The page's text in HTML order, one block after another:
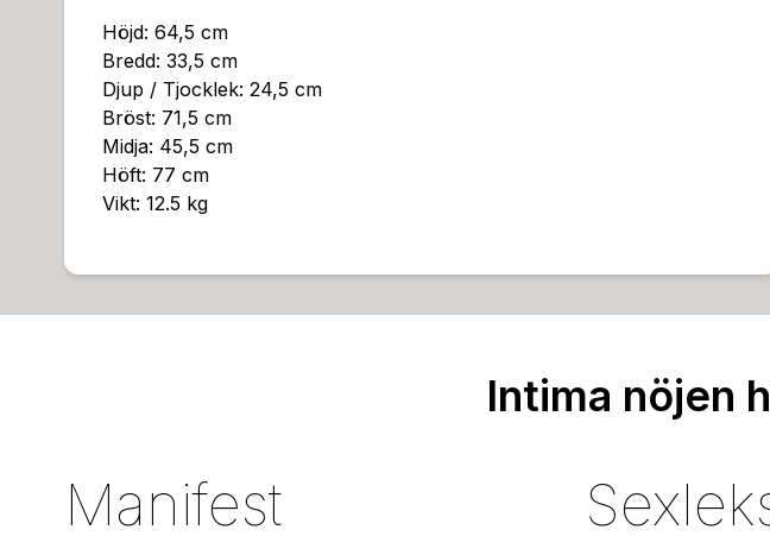
Höjd: 64,5 cm
Bredd: 33,5 cm
Djup / Tjocklek: 24,5 cm
Bröst: 71,5 cm
Midja: 45,5 cm
Höft: 77 cm
Vikt: 12.5 kg
Intima nöjen
Manifest